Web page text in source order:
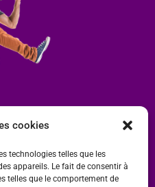
cookies
technologies telles que les
appareils. Le fait de consentir à
telles que le comportement de